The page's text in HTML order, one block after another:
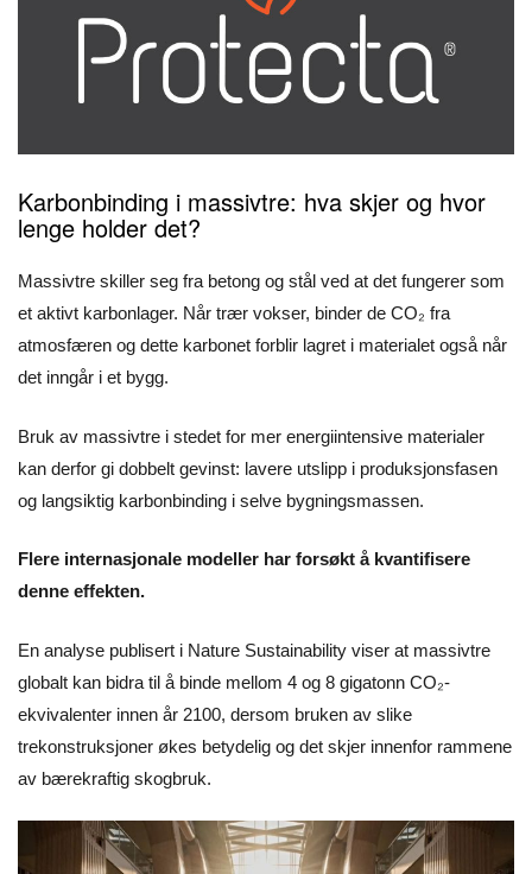
Karbonbinding i massivtre: hva skjer og hvor
lenge holder det?
Massivtre skiller seg fra betong og stål ved at det fungerer som
et aktivt karbonlager. Når trær vokser, binder de CO₂ fra
atmosfæren og dette karbonet forblir lagret i materialet også når
det inngår i et bygg.
Bruk av massivtre i stedet for mer energiintensive materialer
kan derfor gi dobbelt gevinst: lavere utslipp i produksjonsfasen
og langsiktig karbonbinding i selve bygningsmassen.
Flere internasjonale modeller har forsøkt å kvantifisere
denne effekten.
En analyse publisert i Nature Sustainability viser at massivtre
globalt kan bidra til å binde mellom 4 og 8 gigatonn CO₂-
ekvivalenter innen år 2100, dersom bruken av slike
trekonstruksjoner økes betydelig og det skjer innenfor rammene
av bærekraftig skogbruk.